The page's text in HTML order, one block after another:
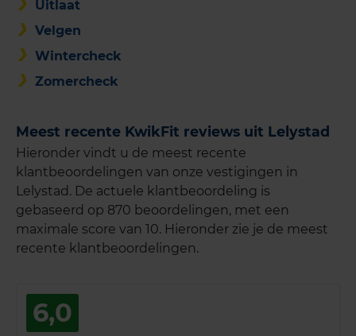
Uitlaat
Velgen
Wintercheck
Zomercheck
Meest recente KwikFit reviews uit Lelystad
Hieronder vindt u de meest recente
klantbeoordelingen van onze vestigingen in
Lelystad. De actuele klantbeoordeling is
gebaseerd op 870 beoordelingen, met een
maximale score van 10. Hieronder zie je de meest
recente klantbeoordelingen.
6,0